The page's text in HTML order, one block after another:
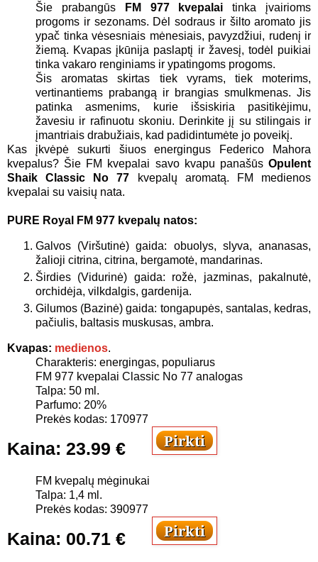
Šie prabangūs
FM 977 kvepalai tinka įvairioms
progoms ir sezonams. Dėl sodraus ir šilto aromato jis
ypač tinka vėsesniais mėnesiais, pavyzdžiui, rudenį ir
žiemą. Kvapas įkūnija paslaptį ir žavesį, todėl puikiai
tinka vakaro renginiams ir ypatingoms progoms.
Šis aromatas skirtas tiek vyrams, tiek moterims,
vertinantiems prabangą ir brangias smulkmenas. Jis
patinka asmenims, kurie išsiskiria pasitikėjimu,
žavesiu ir rafinuotu skoniu. Derinkite jį su stilingais ir
įmantriais drabužiais, kad padidintumėte jo poveikį.
Kas įkvėpė sukurti šiuos energingus Federico Mahora
kvepalus? Šie FM kvepalai savo kvapu panašūs Opulent
Shaik Classic No 77
kvepalų aromatą. FM medienos
kvepalai su vaisių nata.
PURE Royal FM 977 kvepalų natos:
Galvos (Viršutinė) gaida: obuolys, slyva, ananasas,
žalioji citrina, citrina, bergamotė, mandarinas.
Širdies (Vidurinė) gaida: rožė, jazminas, pakalnutė,
orchidėja, vilkdalgis, gardenija.
Gilumos (Bazinė) gaida: tongapupės, santalas, kedras,
pačiulis, baltasis muskusas, ambra.
Kvapas: medienos.
Charakteris: energingas, populiarus
FM 977 kvepalai Classic No 77 analogas
Talpa: 50 ml.
Parfumo: 20%
Prekės kodas: 170977
Kaina: 23.99 €
FM kvepalų mėginukai
Talpa: 1,4 ml.
Prekės kodas: 390977
Kaina: 00.71 €